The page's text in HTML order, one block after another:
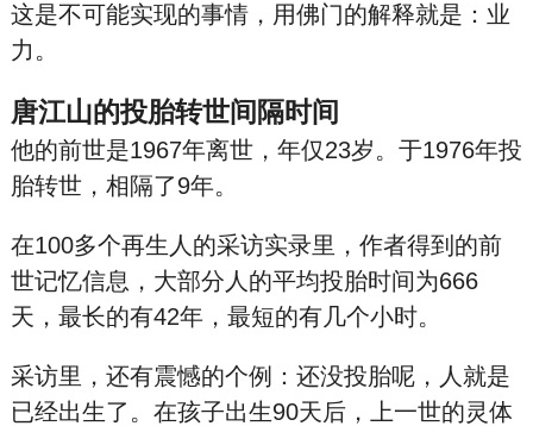
这是不可能实现的事情，用佛门的解释就是：业
力。
唐江山的投胎转世间隔时间
他的前世是1967年离世，年仅23岁。于1976年投
胎转世，相隔了9年。
在100多个再生人的采访实录里，作者得到的前
世记忆信息，大部分人的平均投胎时间为666
天，最长的有42年，最短的有几个小时。
采访里，还有震憾的个例：还没投胎呢，人就是
已经出生了。在孩子出生90天后，上一世的灵体